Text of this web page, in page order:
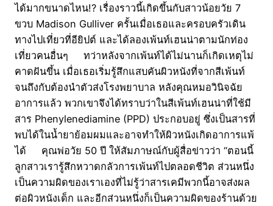
ได้มากขนาดไหน!? เรื่องราวนี้เกิดขึ้นกับสาวน้อยวัย 7
ขวบ Madison Gulliver ครั้นเมื่อเธอและครอบครัวเดิน
ทางไปเที่ยวที่อียิปต์ และได้ลองเพ้นท์เฮนน่าตามนักท่อง
เที่ยวคนอื่นๆ ทว่าหลังจากเพ้นท์ได้ไม่นานก็เกิดเหตุไม่
คาดฝันขึ้น เมื่อเธอเริ่มรู้สึกแสบคันผิวหนังที่จากสีเพ้นท์
จนถึงกับต้องนำตัวส่งโรงพยาบาล หลังคุณหมอวินิจฉัย
อาการแล้ว พวกเขาจึงได้ทราบว่าในสีเพ้นท์เฮนน่าที่ใช้มี
สาร Phenylenediamine (PPD) ประกอบอยู่ ซึ่งเป็นสารที่
พบได้ในน้ำยาย้อมผมและอาจทำให้ผิวหนังเกิดอาการแพ้
ได้ คุณพ่อวัย 50 ปี ให้สัมภาษณ์กับผู้สื่อข่าวว่า “ตอนนี้
ลูกสาวเรารู้สึกหวาดกลัวการเพ้นท์ไปตลอดชีวิต ส่วนหนึ่ง
เป็นความผิดของเราเองที่ไม่รู้ว่าสารเคมีพวกนี้อาจส่งผล
ต่อผิวหนังเด็ก และอีกส่วนหนึ่งก็เป็นความผิดของร้านด้วย